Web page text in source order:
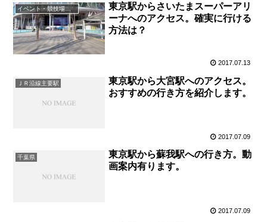
イベント・競技場・会議場
東京駅からさいたまスーパーアリ
ーナへのアクセス。確実に行ける
方法は？
2017.07.13
ＪＲ沿線主要駅
東京駅から大宮駅へのアクセス。
おすすめの行き方を紹介します。
2017.07.09
千葉県
東京駅から蘇我駅への行き方。動
画案内有ります。
2017.07.09